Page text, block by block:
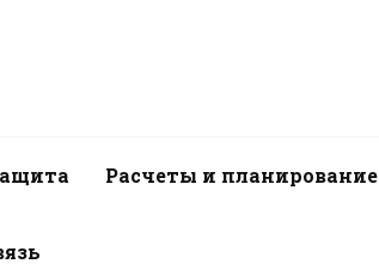
Расчеты и планирование